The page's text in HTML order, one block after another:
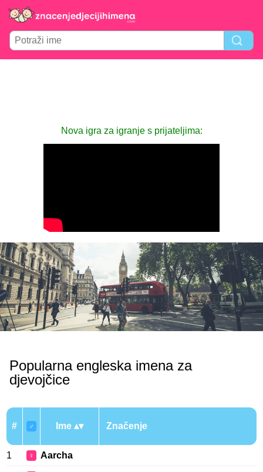
Nova igra za igranje s prijateljima:
Popularna engleska imena za
djevojčice
# ♂ Ime Značenje
1 ♀ Aarcha